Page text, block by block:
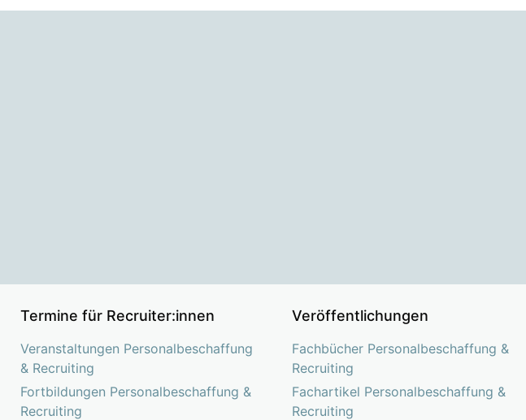
Termine für Recruiter:innen
Veranstaltungen Personalbeschaffung
& Recruiting
Fortbildungen Personalbeschaffung &
Recruiting
Veröffentlichungen
Fachbücher Personalbeschaffung &
Recruiting
Fachartikel Personalbeschaffung &
Recruiting